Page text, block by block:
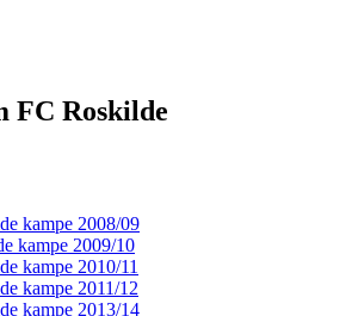
FC Roskilde
kampe 2008/09
kampe 2009/10
kampe 2010/11
kampe 2011/12
kampe 2013/14